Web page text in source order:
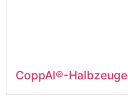
CoppAl®-Halbzeuge